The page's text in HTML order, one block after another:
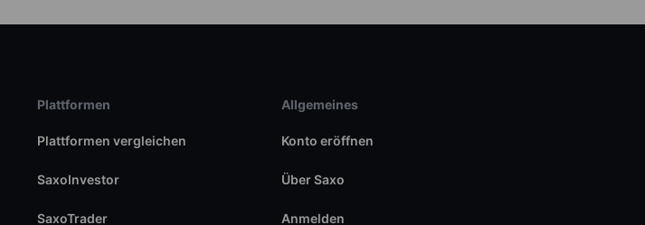
Plattformen
Plattformen vergleichen
SaxoInvestor
SaxoTrader
Allgemeines
Konto eröffnen
Über Saxo
Anmelden